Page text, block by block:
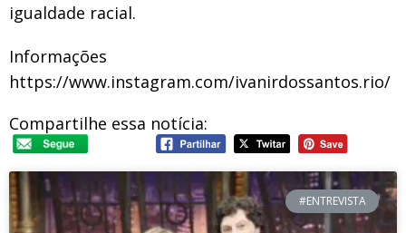
igualdade racial.
Informações
https://www.instagram.com/ivanirdossantos.rio/
Compartilhe essa notícia:
#ENTREVISTA